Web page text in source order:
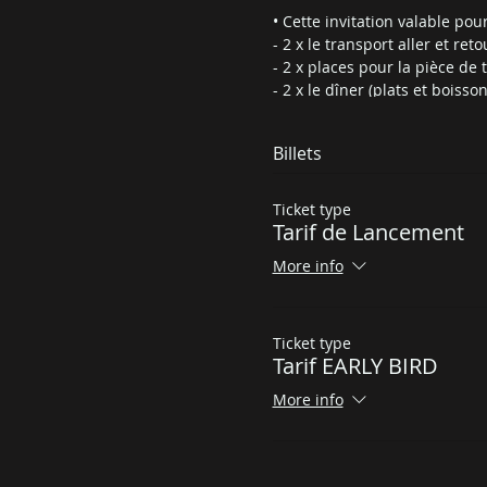
• Cette invitation valable
- 2 x le transport aller et
- 2 x places pour la pièce de
- 2 x le dîner (plats et
- 2 x le petit déjeuner
Informations pratiques :
• Le départ s’effectuera
et l’adresse exactes vous
• Horaire : 18h - 11h le
La famille Saint-Vincent est
Les tarifs :
Billets
Ticket type
Tarif de Lancement
More info
Ticket type
Tarif EARLY BIRD
More info